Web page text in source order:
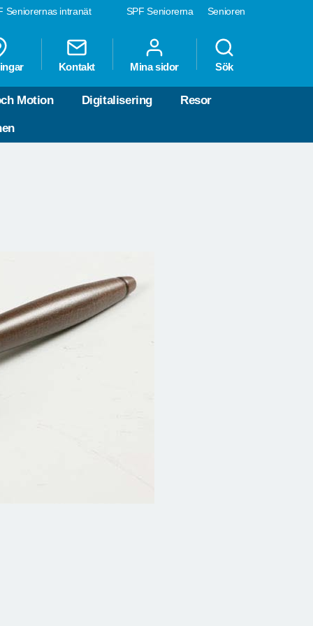
SPF Seniorerna Senioren
Seniorernas intranät
Kontakt Mina sidor Sök
Motion Digitalisering Resor